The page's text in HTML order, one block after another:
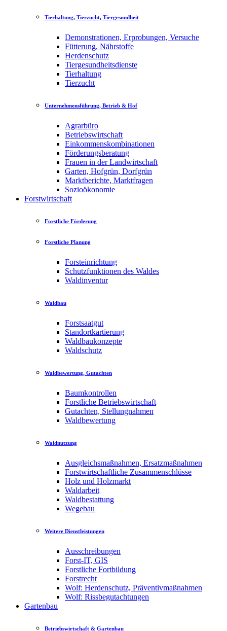
Tierhaltung, Tierzucht, Tiergesundheit
Demonstrationen, Erprobungen, Versuche
Fütterung, Nährstoffe
Herdenschutz
Tiergesundheitsdienste
Tierhaltung
Tierzucht
Unternehmensführung, Betrieb & Hof
Agrarbüro
Betriebswirtschaft
Einkommenskombinationen
Förderungsberatung
Frauen in der Landwirtschaft
Garten, Hofgrün, Dorfgrün
Marktberichte, Marktfragen
Sozioökonomie
Forstwirtschaft
Forstliche Förderung
Forstliche Planung
Forsteinrichtung
Schutzfunktionen des Waldes
Waldinventur
Waldbau
Forstsaatgut
Standortkartierung
Waldbaukonzepte
Waldschutz
Waldbewertung, Gutachten
Baumkontrollen
Forstliche Betriebswirtschaft
Gutachten, Stellungnahmen
Waldbewertung
Waldnutzung
Ausgleichsmaßnahmen, Ersatzmaßnahmen
Forstwirtschaftliche Zusammenschlüsse
Holz und Holzmarkt
Waldarbeit
Waldbestattung
Wegebau
Weitere Dienstleistungen
Ausschreibungen
Forst-IT, GIS
Forstliche Fortbildung
Forstrecht
Wolf: Herdenschutz, Präventivmaßnahmen
Wolf: Rissbegutachtungen
Gartenbau
Betriebswirtschaft & Gartenbau